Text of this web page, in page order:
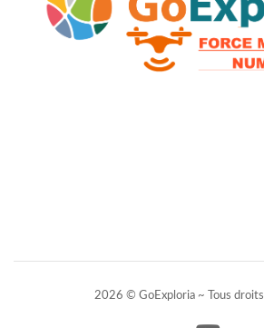
2026 © GoExploria ~ Tous